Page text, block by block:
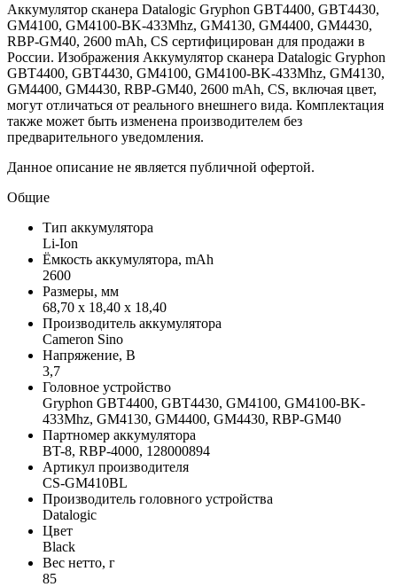
Аккумулятор сканера Datalogic Gryphon GBT4400, GBT4430,
GM4100, GM4100-BK-433Mhz, GM4130, GM4400, GM4430,
RBP-GM40, 2600 mAh, CS сертифицирован для продажи в
России. Изображения Аккумулятор сканера Datalogic Gryphon
GBT4400, GBT4430, GM4100, GM4100-BK-433Mhz, GM4130,
GM4400, GM4430, RBP-GM40, 2600 mAh, CS, включая цвет,
могут отличаться от реального внешнего вида. Комплектация
также может быть изменена производителем без
предварительного уведомления.
Данное описание не является публичной офертой.
Общие
Тип аккумулятора
Li-Ion
Ёмкость аккумулятора, mAh
2600
Размеры, мм
68,70 x 18,40 x 18,40
Производитель аккумулятора
Cameron Sino
Напряжение, В
3,7
Головное устройство
Gryphon GBT4400, GBT4430, GM4100, GM4100-BK-
433Mhz, GM4130, GM4400, GM4430, RBP-GM40
Партномер аккумулятора
BT-8, RBP-4000, 128000894
Артикул производителя
CS-GM410BL
Производитель головного устройства
Datalogic
Цвет
Black
Вес нетто, г
85